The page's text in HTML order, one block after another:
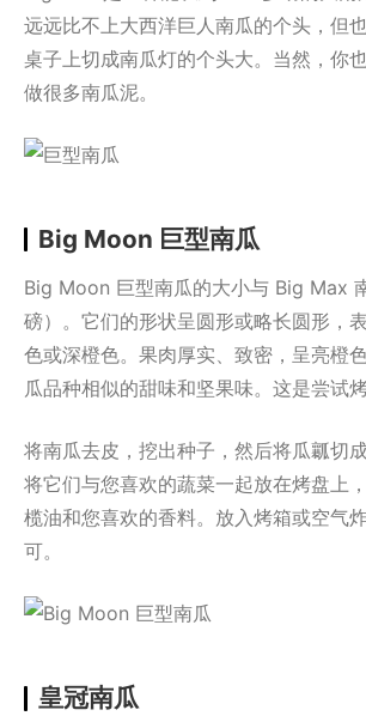
远远比不上大西洋巨人南瓜的个头，但
桌子上切成南瓜灯的个头大。当然，你
做很多南瓜泥。
Big Moon 巨型南瓜
Big Moon 巨型南瓜的大小与 Big Max
磅）。它们的形状呈圆形或略长圆形，
色或深橙色。果肉厚实、致密，呈亮橙
瓜品种相似的甜味和坚果味。这是尝试
将南瓜去皮，挖出种子，然后将瓜瓤切
将它们与您喜欢的蔬菜一起放在烤盘上
榄油和您喜欢的香料。放入烤箱或空气
可。
皇冠南瓜